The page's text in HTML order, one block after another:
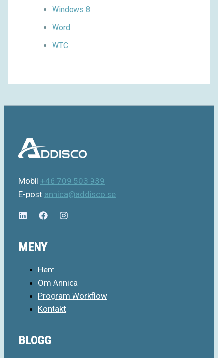
Windows 8
Word
WTC
Mobil +46 709 503 939
E-post annica@addisco.se
MENY
Hem
Om Annica
Program Workflow
Kontakt
BLOGG